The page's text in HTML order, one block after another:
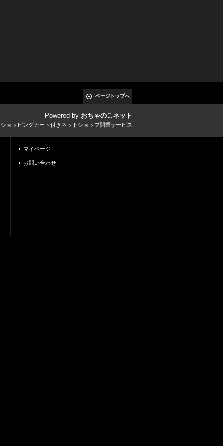
ページトップへ
Powered by おちゃのこネット
ョッピングカート付きネットショップ開業サービス
マイページ
お問い合わせ